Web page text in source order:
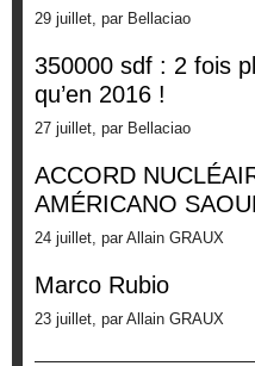
29 juillet, par Bellaciao
350000 sdf : 2 fois
qu’en 2016 !
27 juillet, par Bellaciao
ACCORD
AMÉRICANO
24 juillet, par Allain GRAUX
Marco Rubio
23 juillet, par Allain GRAUX